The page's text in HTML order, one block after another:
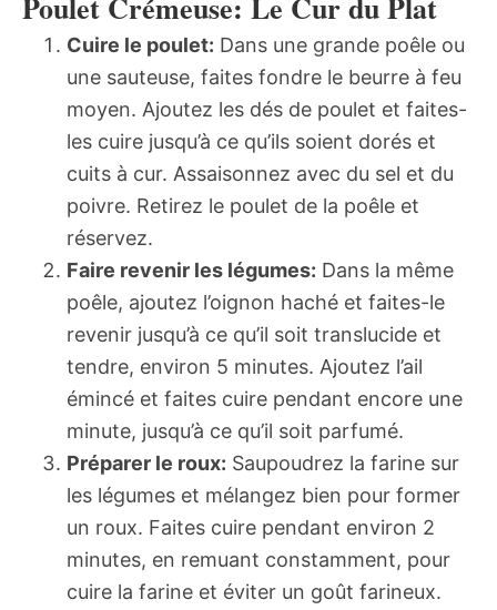
Cuire le poulet: Dans une grande poêle ou
une sauteuse, faites fondre le beurre à feu
moyen. Ajoutez les dés de poulet et faites-
les cuire jusqu’à ce qu’ils soient dorés et
cuits à cur. Assaisonnez avec du sel et du
poivre. Retirez le poulet de la poêle et
réservez.
Faire revenir les légumes: Dans la même
poêle, ajoutez l’oignon haché et faites-le
revenir jusqu’à ce qu’il soit translucide et
tendre, environ 5 minutes. Ajoutez l’ail
émincé et faites cuire pendant encore une
minute, jusqu’à ce qu’il soit parfumé.
Préparer le roux: Saupoudrez la farine sur
les légumes et mélangez bien pour former
un roux. Faites cuire pendant environ 2
minutes, en remuant constamment, pour
cuire la farine et éviter un goût farineux.